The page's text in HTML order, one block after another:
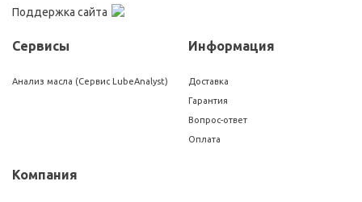
Поддержка сайта
Сервисы
Анализ масла (Сервис LubeAnalyst)
Информация
Доставка
Гарантия
Вопрос-ответ
Оплата
Компания